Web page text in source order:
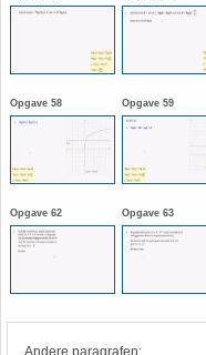
Opgave 58 Opgave 59
Opgave 62 Opgave 63
Andere paragrafen:
HAVO 5B - Hoofdstuk 9 -
HAVO 5B - Hoofdstuk 10
berekeningen
(Nog geen toetsen)
18. Matrices
20. Oppervlakte cilinder
22. Oppervlakte driehoek